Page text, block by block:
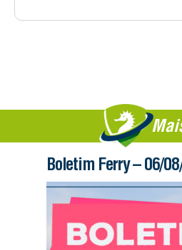
Boletim Ferry – 06/